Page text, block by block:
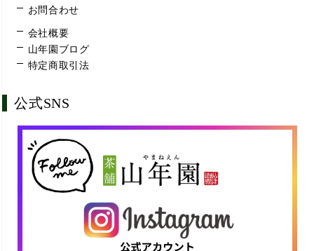
お問合わせ
会社概要
山年園ブログ
特定商取引法
公式SNS